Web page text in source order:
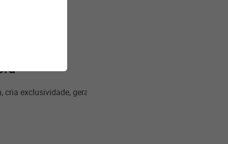
cria exclusividade, gera